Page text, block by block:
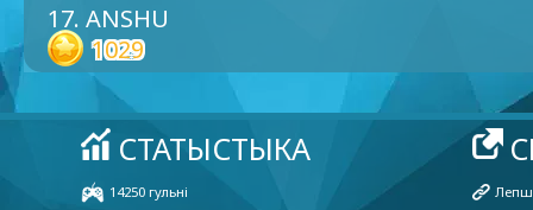
17. ANSHU
1029